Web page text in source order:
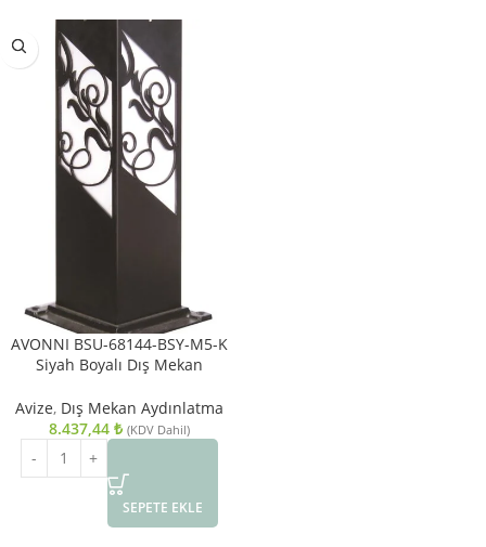
AVONNI BSU-68144-BSY-M5-K
Siyah Boyalı Dış Mekan
Akrilik Cam 12cm
Avize, Dış Mekan Aydınlatma
8.437,44 ₺ (KDV Dahil)
SEPETE EKLE